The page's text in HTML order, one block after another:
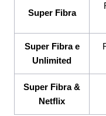
Super Fibra
Super Fibra e
Unlimited
Super Fibra &
Netflix